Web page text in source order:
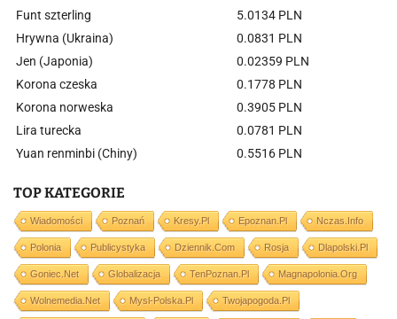
Funt szterling
5.0134 PLN
Hrywna (Ukraina)
0.0831 PLN
Jen (Japonia)
0.02359 PLN
Korona czeska
0.1778 PLN
Korona norweska
0.3905 PLN
Lira turecka
0.0781 PLN
Yuan renminbi (Chiny)
0.5516 PLN
TOP KATEGORIE
Wiadomości Poznań Kresy.pl Epoznan.pl Nczas.info
Polonia Publicystyka Dziennik.com Rosja Dlapolski.pl
Goniec.net Globalizacja TenPoznan.pl Magnapolonia.org
Wolnemedia.net Mysl-Polska.pl Twojapogoda.pl